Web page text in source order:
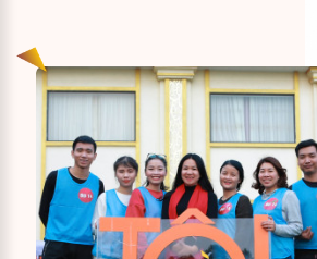
Xem thêm